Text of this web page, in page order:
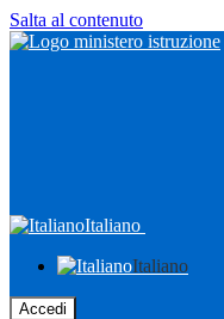
Salta al contenuto
Italiano
Italiano
Accedi